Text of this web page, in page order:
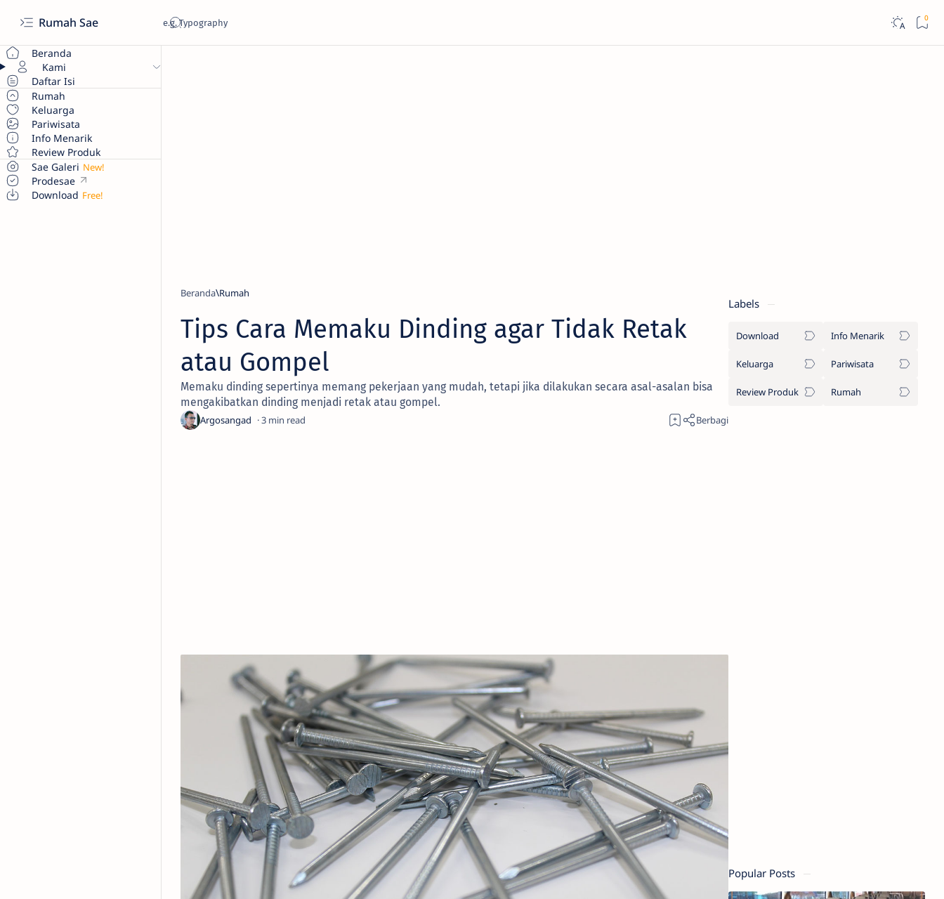
Rumah Sae
Beranda
Kami
Daftar Isi
Rumah
Keluarga
Pariwisata
Info Menarik
Review Produk
Sae Galeri
Prodesae
Download
Beranda Rumah
Tips Cara Memaku Dinding agar Tidak Retak
atau Gompel
Memaku dinding sepertinya memang pekerjaan yang mudah, tetapi jika dilakukan secara asal-asalan bisa
mengakibatkan dinding menjadi retak atau gompel.
3
Labels
Download Info Menarik
Keluarga Pariwisata
Review Produk Rumah
Popular Posts